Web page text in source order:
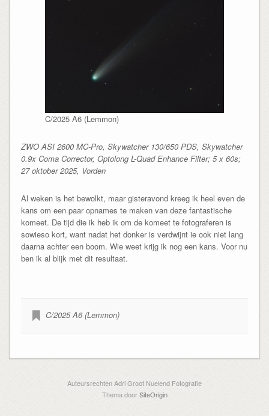
C/2025 A6 (Lemmon)
ZWO ASI 2600 MC-Pro, Skywatcher 130/650 PDS, Skywatcher
0.9x Coma Corrector, Optolong L-Quad Enhance Filter; 5 x 60s;
27 oktober 2025, Vorden
Al weken is het bewolkt, maar gisteravond kreeg ik heel even de
kans om een paar opnames te maken van deze fantastische
komeet. De tijd die ik heb ik om de komeet te fotograferen is
sowieso kort, want nadat het donker is verdwijnt ie ook niet lang
daarna achter een boom. Wie weet krijg ik nog een kans. Voor nu
ben ik al blijk met dit resultaat.
C/2025 A6 (Lemmon)
Auteursrechten Adri Groot Nuelend Fotografie
Thema doorSiteOrigin